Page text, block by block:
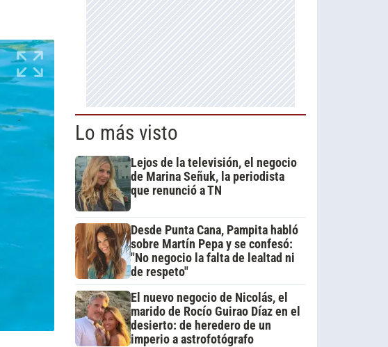
Lo más visto
Lejos de la televisión, el negocio
de Marina Señuk, la periodista
que renunció a TN
Desde Punta Cana, Pampita habló
sobre Martín Pepa y se confesó:
"No negocio la falta de lealtad ni
de respeto"
El nuevo negocio de Nicolás, el
marido de Rocío Guirao Díaz en el
desierto: de heredero de un
imperio a astrofotógrafo